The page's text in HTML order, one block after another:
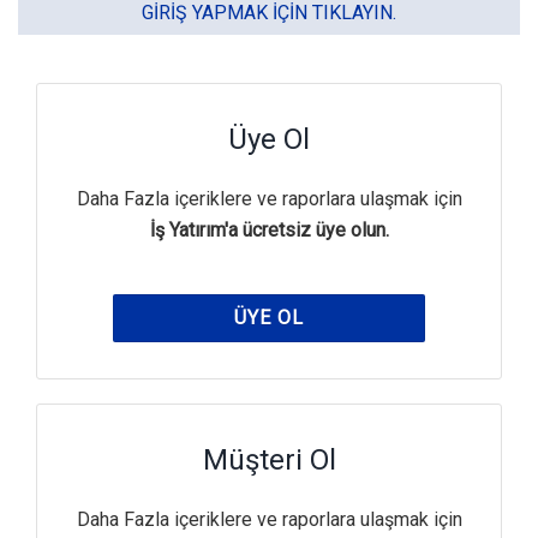
GIRIŞ YAPMAK IÇIN TIKLAYIN.
Üye Ol
Daha Fazla içeriklere ve raporlara ulaşmak için
İş Yatırım'a ücretsiz üye olun.
ÜYE OL
Müşteri Ol
Daha Fazla içeriklere ve raporlara ulaşmak için